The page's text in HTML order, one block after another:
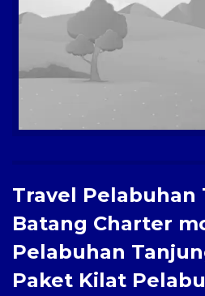
Travel Pelabuhan
Batang Charter
Pelabuhan
Paket Kilat